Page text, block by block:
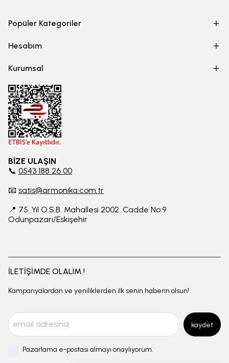
Popüler Kategoriler
Hesabım
Kurumsal
BİZE ULAŞIN
📞 0543 188 26 00
📧 satis@armonika.com.tr
📍 75. Yıl O.S.B. Mahallesi 2002. Cadde No:9
Odunpazarı/Eskişehir
İLETİŞİMDE OLALIM !
Kampanyalardan ve yeniliklerden ilk senin haberin olsun!
kaydet
Pazarlama e-postası almayı onaylıyorum.